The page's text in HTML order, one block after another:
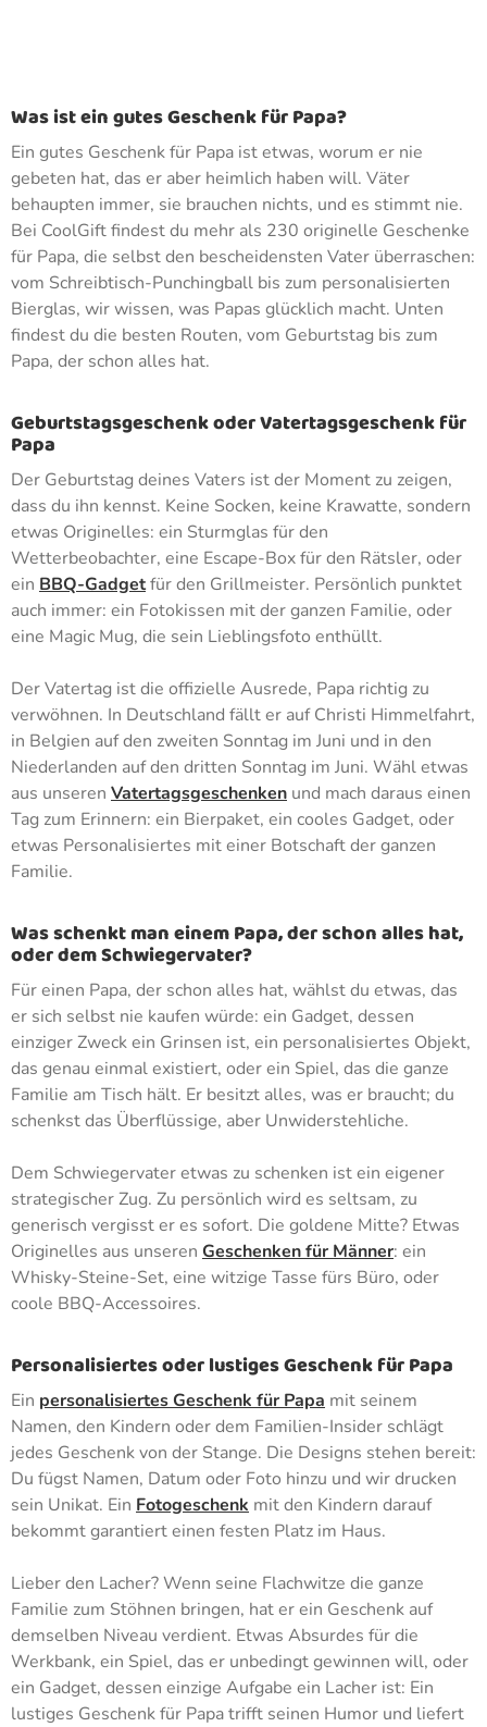
Was ist ein gutes Geschenk für Papa?
Ein gutes Geschenk für Papa ist etwas, worum er nie
gebeten hat, das er aber heimlich haben will. Väter
behaupten immer, sie brauchen nichts, und es stimmt nie.
Bei CoolGift findest du mehr als 230 originelle Geschenke
für Papa, die selbst den bescheidensten Vater überraschen:
vom Schreibtisch-Punchingball bis zum personalisierten
Bierglas, wir wissen, was Papas glücklich macht. Unten
findest du die besten Routen, vom Geburtstag bis zum
Papa, der schon alles hat.
Geburtstagsgeschenk oder Vatertagsgeschenk für
Papa
Der Geburtstag deines Vaters ist der Moment zu zeigen,
dass du ihn kennst. Keine Socken, keine Krawatte, sondern
etwas Originelles: ein Sturmglas für den
Wetterbeobachter, eine Escape-Box für den Rätsler, oder
ein BBQ-Gadgetfür den Grillmeister. Persönlich punktet
auch immer: ein Fotokissen mit der ganzen Familie, oder
eine Magic Mug, die sein Lieblingsfoto enthüllt.
Der Vatertag ist die offizielle Ausrede, Papa richtig zu
verwöhnen. In Deutschland fällt er auf Christi Himmelfahrt,
in Belgien auf den zweiten Sonntag im Juni und in den
Niederlanden auf den dritten Sonntag im Juni. Wähl etwas
aus unseren Vatertagsgeschenken und mach daraus einen
Tag zum Erinnern: ein Bierpaket, ein cooles Gadget, oder
etwas Personalisiertes mit einer Botschaft der ganzen
Familie.
Was schenkt man einem Papa, der schon alles hat,
oder dem Schwiegervater?
Für einen Papa, der schon alles hat, wählst du etwas, das
er sich selbst nie kaufen würde: ein Gadget, dessen
einziger Zweck ein Grinsen ist, ein personalisiertes Objekt,
das genau einmal existiert, oder ein Spiel, das die ganze
Familie am Tisch hält. Er besitzt alles, was er braucht; du
schenkst das Überflüssige, aber Unwiderstehliche.
Dem Schwiegervater etwas zu schenken ist ein eigener
strategischer Zug. Zu persönlich wird es seltsam, zu
generisch vergisst er es sofort. Die goldene Mitte? Etwas
Originelles aus unseren Geschenken für Männer: ein
Whisky-Steine-Set, eine witzige Tasse fürs Büro, oder
coole BBQ-Accessoires.
Personalisiertes oder lustiges Geschenk für Papa
Ein personalisiertes Geschenk für Papa mit seinem
Namen, den Kindern oder dem Familien-Insider schlägt
jedes Geschenk von der Stange. Die Designs stehen bereit:
Du fügst Namen, Datum oder Foto hinzu und wir drucken
sein Unikat. Ein Fotogeschenk mit den Kindern darauf
bekommt garantiert einen festen Platz im Haus.
Lieber den Lacher? Wenn seine Flachwitze die ganze
Familie zum Stöhnen bringen, hat er ein Geschenk auf
demselben Niveau verdient. Etwas Absurdes für die
Werkbank, ein Spiel, das er unbedingt gewinnen will, oder
ein Gadget, dessen einzige Aufgabe ein Lacher ist: Ein
lustiges Geschenk für Papa trifft seinen Humor und liefert